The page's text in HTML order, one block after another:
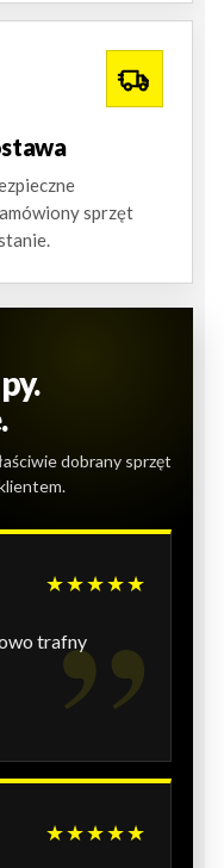
sprzęt
dobrany sprzęt
★★★★★
trafny
★★★★★